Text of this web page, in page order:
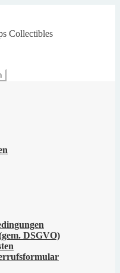
Collectibles
DSGVO)